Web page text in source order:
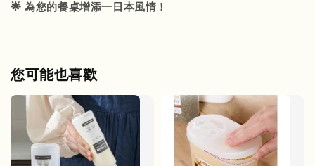
🌟 為您的餐桌增添一日本風情！
您可能也喜歡